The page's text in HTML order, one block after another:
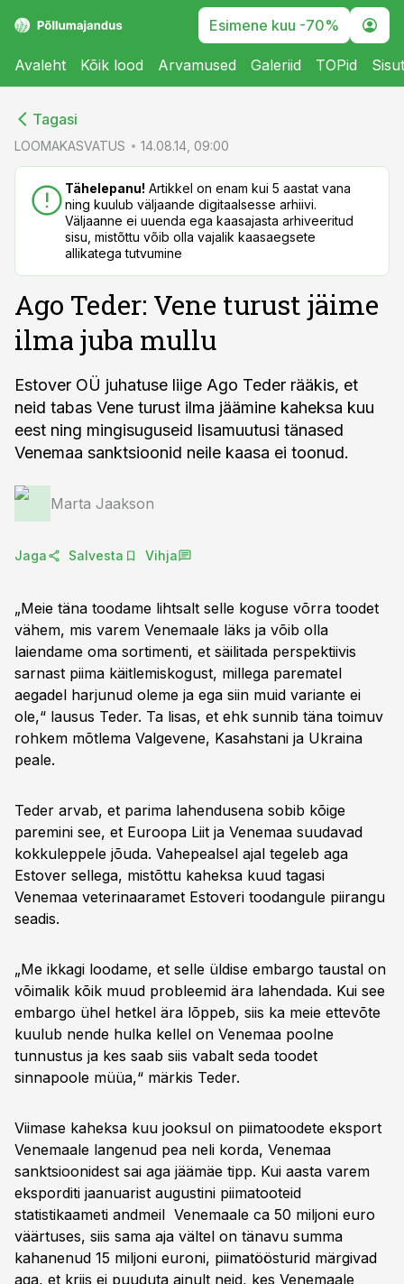
Esimene kuu -70%
Avaleht Kõik lood Arvamused Galeriid TOPid
Tagasi
LOOMAKASVATUS 14.08.14, 09:00
Tähelepanu! Artikkel on enam kui 5 aastat vana
ning kuulub väljaande digitaalsesse arhiivi.
Väljaanne ei uuenda ega kaasajasta arhiveeritud
sisu, mistõttu võib olla vajalik kaasaegsete
allikatega tutvumine
Ago Teder: Vene turust jäime
ilma juba mullu
Estover OÜ juhatuse liige Ago Teder rääkis, et
neid tabas Vene turust ilma jäämine kaheksa kuu
eest ning mingisuguseid lisamuutusi tänased
Venemaa sanktsioonid neile kaasa ei toonud.
Marta Jaakson
Jaga Salvesta Vihja
„Meie täna toodame lihtsalt selle koguse võrra toodet
vähem, mis varem Venemaale läks ja võib olla
laiendame oma sortimenti, et säilitada perspektiivis
sarnast piima käitlemiskogust, millega parematel
aegadel harjunud oleme ja ega siin muid variante ei
ole,“ lausus Teder. Ta lisas, et ehk sunnib täna toimuv
rohkem mõtlema Valgevene, Kasahstani ja Ukraina
peale.
Teder arvab, et parima lahendusena sobib kõige
paremini see, et Euroopa Liit ja Venemaa suudavad
kokkuleppele jõuda. Vahepealsel ajal tegeleb aga
Estover sellega, mistõttu kaheksa kuud tagasi
Venemaa veterinaaramet Estoveri toodangule piirangu
seadis.
„Me ikkagi loodame, et selle üldise embargo taustal on
võimalik kõik muud probleemid ära lahendada. Kui see
embargo ühel hetkel ära lõppeb, siis ka meie ettevõte
kuulub nende hulka kellel on Venemaa poolne
tunnustus ja kes saab siis vabalt seda toodet
sinnapoole müüa,“ märkis Teder.
Viimase kaheksa kuu jooksul on piimatoodete eksport
Venemaale langenud pea neli korda, Venemaa
sanktsioonidest sai aga jäämäe tipp. Kui aasta varem
eksporditi jaanuarist augustini piimatooteid
statistikaameti andmeil Venemaale ca 50 miljoni euro
väärtuses, siis sama aja vältel on tänavu summa
kahanenud 15 miljoni euroni, piimatöösturid märgivad
aga, et kriis ei puuduta ainult neid, kes Venemaale